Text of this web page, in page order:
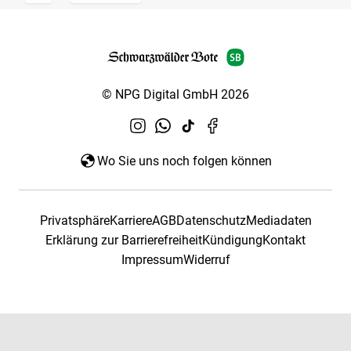
© NPG Digital GmbH 2026
Wo Sie uns noch folgen können
PrivatsphäreKarriereAGBDatenschutzMediadaten
Erklärung zur BarrierefreiheitKündigungKontakt
ImpressumWiderruf